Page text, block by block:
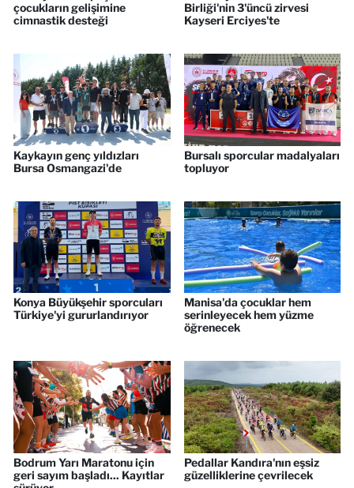
çocukların gelişimine
cimnastik desteği
Birliği'nin 3'üncü zirvesi
Kayseri Erciyes'te
Kaykayın genç yıldızları
Bursa Osmangazi'de
Bursalı sporcular madalyaları
topluyor
Konya Büyükşehir sporcuları
Türkiye'yi gururlandırıyor
Manisa'da çocuklar hem
serinleyecek hem yüzme
öğrenecek
Bodrum Yarı Maratonu için
geri sayım başladı... Kayıtlar
Pedallar Kandıra'nın eşsiz
güzelliklerine çevrilecek